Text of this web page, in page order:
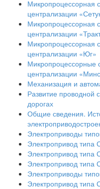
Микропроцессорная
централизации
Микропроцессорная
централизации
Микропроцессорная
централизации «Юг»
Микропроцессорные
централизации
Механизация и
Развитие проводной
дорогах
Общие сведения.
Электроприводы
Электропривод типа
Электропривод типа
Электропривод типа
Электроприводы
Электропривод типа